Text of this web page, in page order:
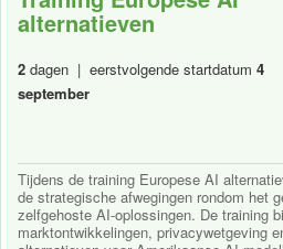
alternatieven
2 dagen | eerstvolgende startdatum 4
september
Tijdens de training Europese AI
de strategische afwegingen rondom het
zelfgehoste AI-oplossingen. De training
marktontwikkelingen, privacywetgeving